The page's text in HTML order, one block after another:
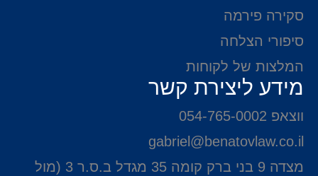
סקירה פירמה
סיפורי הצלחה
המלצות של לקוחות
מידע ליצירת קשר
ווצאפ 054-765-0002
gabriel@benatovlaw.co.il
מצדה 9 בני ברק קומה 35 מגדל ב.ס.ר 3 (מול